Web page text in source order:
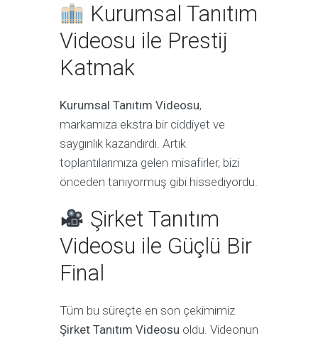
Kurumsal Tanıtım
Videosu ile Prestij
Katmak
Kurumsal Tanıtım Videosu,
markamıza ekstra bir ciddiyet ve
saygınlık kazandırdı. Artık
toplantılarımıza gelen misafirler, bizi
önceden tanıyormuş gibi hissediyordu.
Şirket Tanıtım
Videosu ile Güçlü Bir
Final
Tüm bu süreçte en son çekimimiz
Şirket Tanıtım Videosu oldu. Videonun